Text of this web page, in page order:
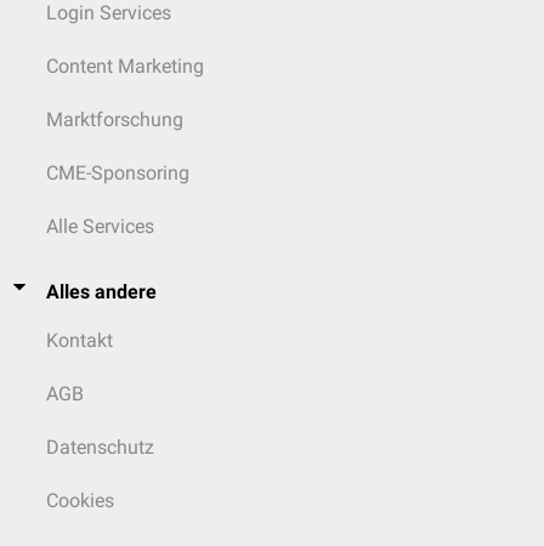
Login Services
Content Marketing
Marktforschung
CME-Sponsoring
Alle Services
Alles andere
Kontakt
AGB
Datenschutz
Cookies